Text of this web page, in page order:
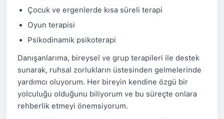
Çocuk ve ergenlerde kısa süreli terapi
Oyun terapisi
Psikodinamik psikoterapi
Danışanlarıma, bireysel ve grup terapileri ile destek
sunarak, ruhsal zorlukların üstesinden gelmelerinde
yardımcı oluyorum. Her bireyin kendine özgü bir
yolculuğu olduğunu biliyorum ve bu süreçte onlara
rehberlik etmeyi önemsiyorum.